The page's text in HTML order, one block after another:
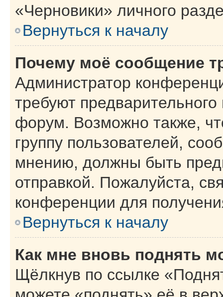
«Черновики» личного
Вернуться к началу
Почему моё сообщение
Администратор
требуют
форум. Возможно также,
группу пользователей,
мнению, должны быть
отправкой. Пожалуйста,
конференции для
Вернуться к началу
Как мне вновь поднять
Щёлкнув по ссылке